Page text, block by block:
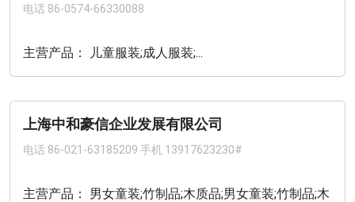
电话 86-0574-66330088
主营产品： 儿童服装;成人服装;...
上海中和豪信企业发展有限公司
电话 86-021-63185209 手机 13917623230#
主营产品： 男女童装;竹制品;木质品;男女童装;竹制品;木